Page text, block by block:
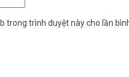
phép gắn kết 04 số điện thoại
trong trình duyệt này cho lần